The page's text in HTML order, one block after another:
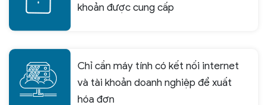
khoản được cung cấp
Chỉ cần máy tính có kết nối internet
và tài khoản doanh nghiệp để xuất
hóa đơn